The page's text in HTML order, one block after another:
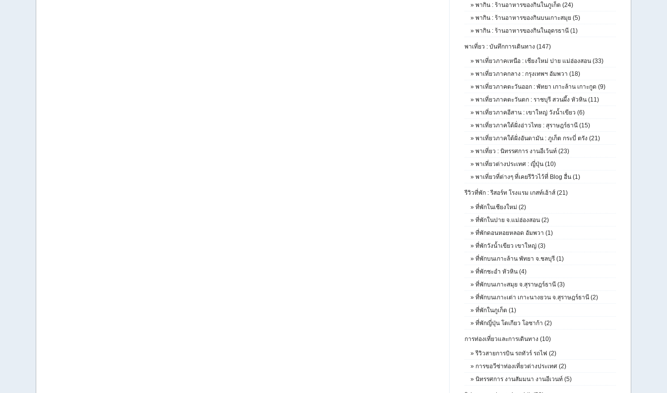
» พากิน : ร้านอาหารของกินในภูเก็ต (24)
» พากิน : ร้านอาหารของกินบนเกาะสมุย (5)
» พากิน : ร้านอาหารของกินในอุดรธานี (1)
พาเที่ยว : บันทึกการเดินทาง (147)
» พาเที่ยวภาคเหนือ : เชียงใหม่ ปาย แม่ฮ่องสอน (33)
» พาเที่ยวภาคกลาง : กรุงเทพฯ อัมพวา (18)
» พาเที่ยวภาคตะวันออก : พัทยา เกาะล้าน เกาะกูด (9)
» พาเที่ยวภาคตะวันตก : ราชบุรี สวนผึ้ง หัวหิน (11)
» พาเที่ยวภาคอีสาน : เขาใหญ่ วังน้ำเขียว (6)
» พาเที่ยวภาคใต้ฝั่งอ่าวไทย : สุราษฎร์ธานี (15)
» พาเที่ยวภาคใต้ฝั่งอันดามัน : ภูเก็ต กระบี่ ตรัง (21)
» พาเที่ยว : นิทรรศการ งานอีเว้นท์ (23)
» พาเที่ยวต่างประเทศ : ญี่ปุ่น (10)
» พาเที่ยวที่ต่างๆ ที่เคยรีวิวไว้ที่ Blog อื่น (1)
รีวิวที่พัก : รีสอร์ท โรงแรม เกสท์เฮ้าส์ (21)
» ที่พักในเชียงใหม่ (2)
» ที่พักในปาย จ.แม่ฮ่องสอน (2)
» ที่พักดอนหอยหลอด อัมพวา (1)
» ที่พักวังน้ำเขียว เขาใหญ่ (3)
» ที่พักบนเกาะล้าน พัทยา จ.ชลบุรี (1)
» ที่พักชะอำ หัวหิน (4)
» ที่พักบนเกาะสมุย จ.สุราษฎร์ธานี (3)
» ที่พักบนเกาะเต่า เกาะนางยวน จ.สุราษฎร์ธานี (2)
» ที่พักในภูเก็ต (1)
» ที่พักญี่ปุ่น โตเกียว โอซาก้า (2)
การท่องเที่ยวและการเดินทาง (10)
»รีวิวสายการบิน รถทัวร์ รถไฟ (2)
» การขอวีซ่าท่องเที่ยวต่างประเทศ (2)
» นิทรรศการ งานสัมมนา งานอีเวนท์ (5)